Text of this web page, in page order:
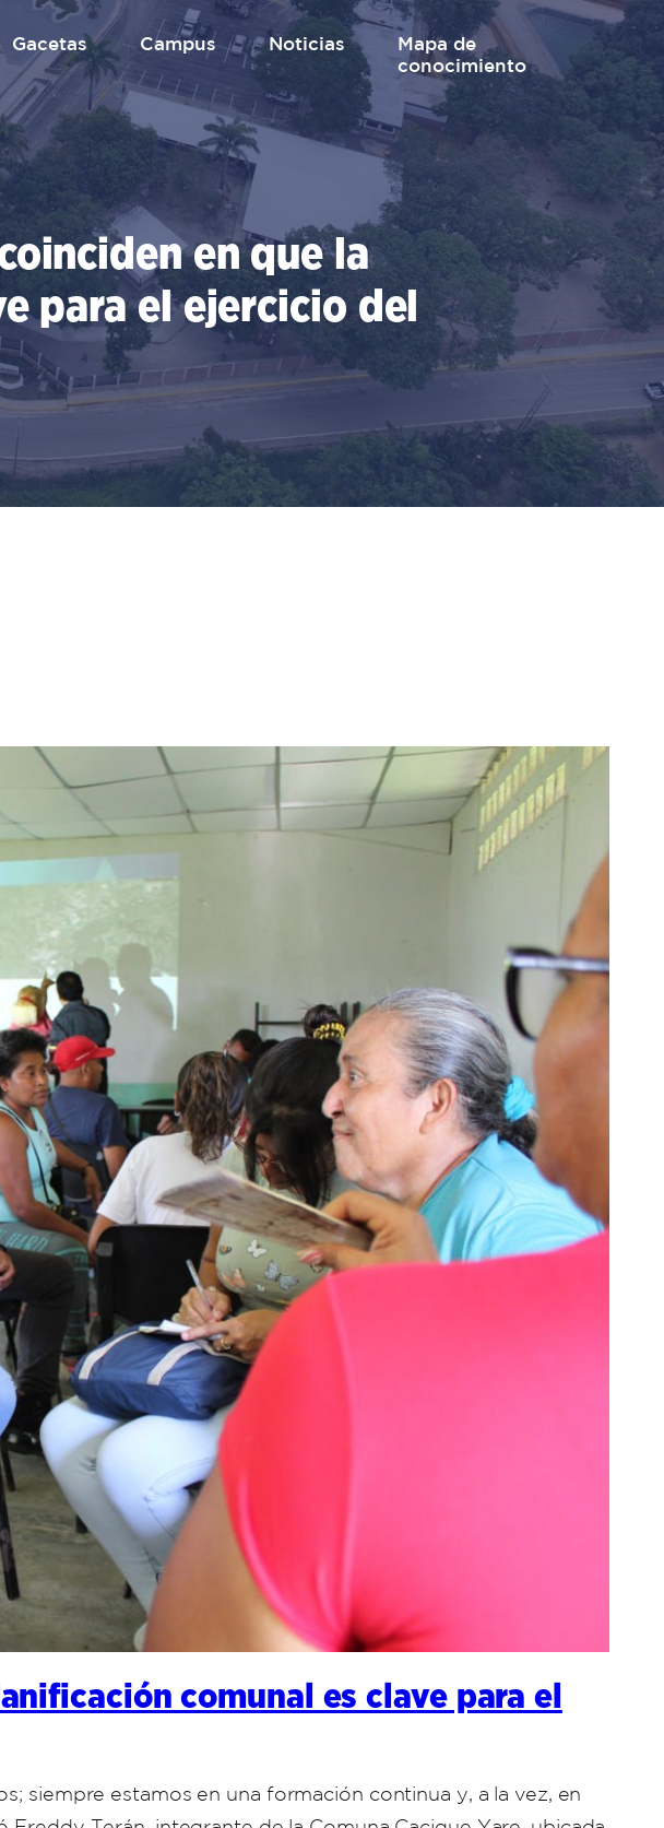
gacetas Campus Noticias
mapa de
conocimiento
en que la
para el ejercicio del
comunal es clave para el
siempre estamos en una formación continua y, a la vez, en